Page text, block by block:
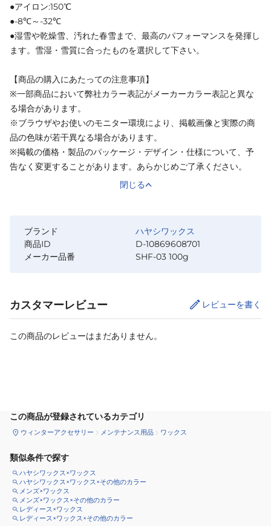
●アイロン:150℃
●-8℃～-32℃
●湿雪や乾燥雪、汚れた春雪まで、最高のパフォーマンスを発揮し
ます。雪湿・雪質に合ったものを選択して下さい。
【商品の購入にあたっての注意事項】
※一部商品において弊社カラー表記がメーカーカラー表記と異な
る場合があります。
※ブラウザやお使いのモニター環境により、掲載画像と実際の商
品の色味が若干異なる場合があります。
※掲載の価格・製品のパッケージ・デザイン・仕様について、予
告なく変更することがあります。あらかじめご了承ください。
閉じる
ブランド
ハヤシワックス
商品ID
D-10869608701
メーカー品番
SHF-03 100g
カスタマーレビュー レビューを書く
この商品のレビューはまだありません。
この商品が登録されているカテゴリ
ウィンターアクセサリー メンテナンス用品 ワックス
類似条件で探す
ハヤシワックス×ワックス
ハヤシワックス×ワックス×その他のカラー
メンズ×ワックス
メンズ×ワックス×その他のカラー
レディース×ワックス
レディース×ワックス×その他のカラー